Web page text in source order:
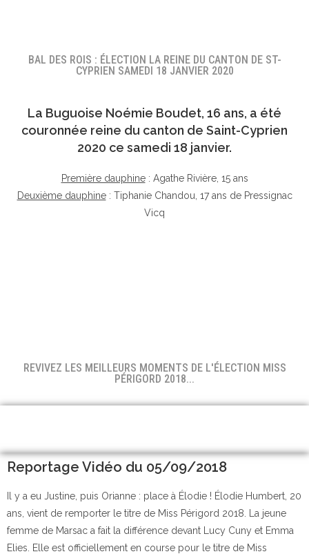
BAL DES ROIS : ÉLECTION LA REINE DU CANTON DE ST-
CYPRIEN SAMEDI 18 JANVIER 2020
La Buguoise Noémie Boudet, 16 ans, a été
couronnée reine du canton de Saint-Cyprien
2020 ce samedi 18 janvier.
Première dauphine: Agathe Rivière, 15 ans
Deuxième dauphine: Tiphanie Chandou, 17 ans de Pressignac
Vicq
REVIVEZ LES MEILLEURS MOMENTS DE L'ÉLECTION MISS
PÉRIGORD 2018...
Reportage Vidéo du 05/09/2018
Il y a eu Justine, puis Orianne : place à Élodie ! Élodie Humbert, 20
ans, vient de remporter le titre de Miss Périgord 2018. La jeune
femme de Marsac a fait la différence devant Lucy Cuny et Emma
Elies. Elle est officiellement en course pour le titre de Miss